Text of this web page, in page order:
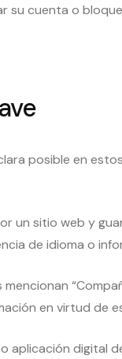
su cuenta o
posible en
un sitio web y
de idioma o
en virtud de
digital